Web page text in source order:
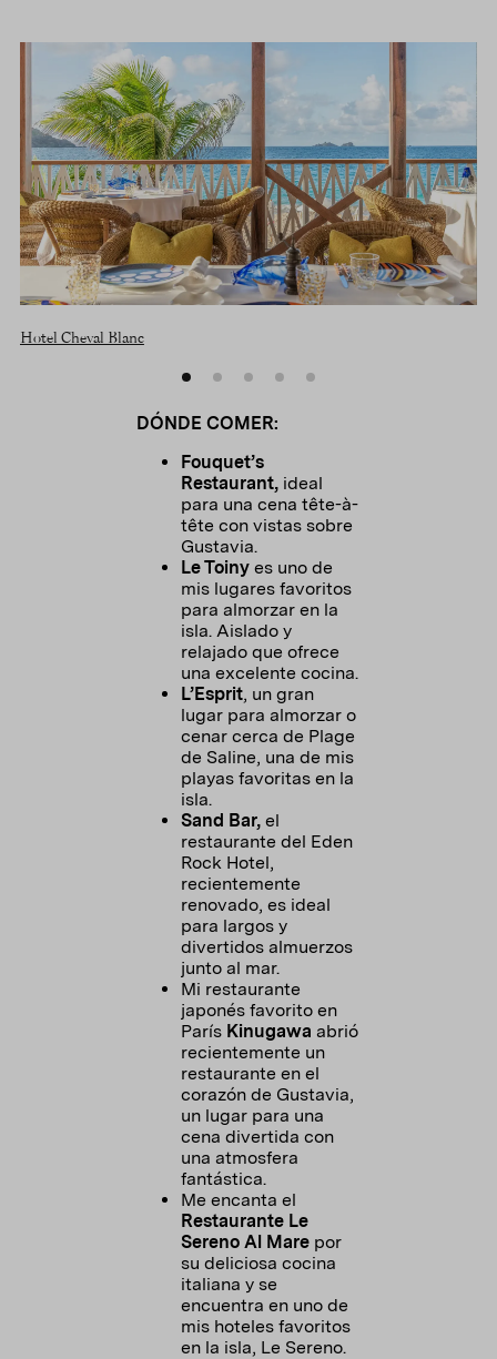
Hotel Cheval Blanc
DÓNDE COMER:
Fouquet’s
Restaurant, ideal
para una cena tête-à-
tête con vistas sobre
Gustavia.
Le Toinyes uno de
mis lugares favoritos
para almorzar en la
isla. Aislado y
relajado que ofrece
una excelente cocina.
L’Esprit, un gran
lugar para almorzar o
cenar cerca de Plage
de Saline, una de mis
playas favoritas en la
isla.
Sand Bar,el
restaurante del Eden
Rock Hotel,
recientemente
renovado, es ideal
para largos y
divertidos almuerzos
junto al mar.
Mi restaurante
japonés favorito en
París Kinugawa abrió
recientemente un
restaurante en el
corazón de Gustavia,
un lugar para una
cena divertida con
una atmosfera
fantástica.
Me encanta el
Restaurante Le
Sereno Al Mare por
su deliciosa cocina
italiana y se
encuentra en uno de
mis hoteles favoritos
en la isla, Le Sereno.